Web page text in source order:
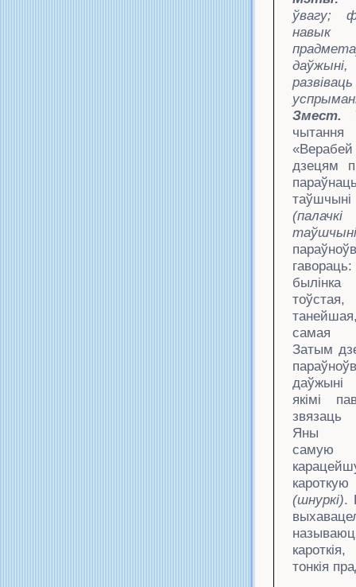
ўвагу;
навык
Змест.
дзецям
самая
Затым
якімі
звязаць
Яны
(шнуркі).
тонкія